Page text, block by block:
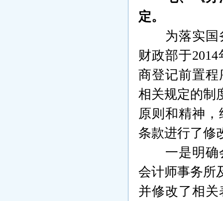
定。
为落实
财政部于2014
商登记前置
相关规定的制
原则和精神
条款进行了修
一是明确
会计师事务所
并修改了相